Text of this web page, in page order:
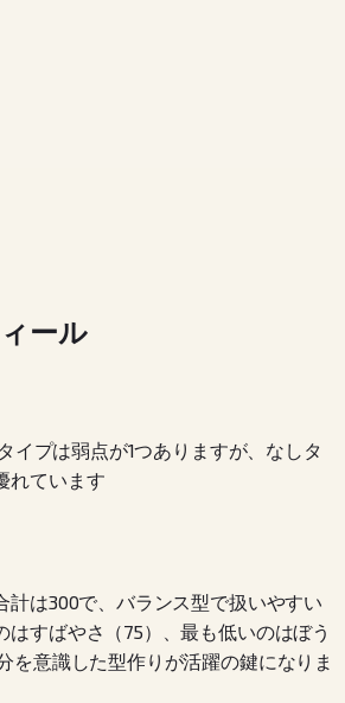
ール
イプは弱点が1つありますが、なしタ
れています
計は300で、バランス型で扱いやすい
はすばやさ（75）、最も低いのはぼう
を意識した型作りが活躍の鍵になりま